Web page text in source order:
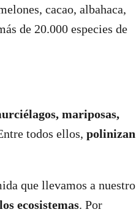
cacao, albahaca,
de 20.000 especies de
mariposas,
todos ellos, polinizan
que llevamos a nuestro
ecosistemas. Por